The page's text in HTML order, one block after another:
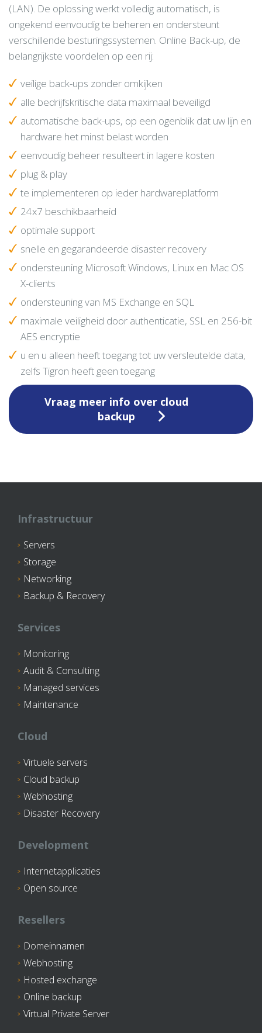
(LAN). De oplossing werkt volledig automatisch, is
ongekend eenvoudig te beheren en ondersteunt
verschillende besturingssystemen. Online Back-up, de
belangrijkste voordelen op een rij:
veilige back-ups zonder omkijken
alle bedrijfskritische data maximaal beveiligd
automatische back-ups, op een ogenblik dat uw lijn en
hardware het minst belast worden
eenvoudig beheer resulteert in lagere kosten
plug & play
te implementeren op ieder hardwareplatform
24x7 beschikbaarheid
optimale support
snelle en gegarandeerde disaster recovery
ondersteuning Microsoft Windows, Linux en Mac OS
X-clients
ondersteuning van MS Exchange en SQL
maximale veiligheid door authenticatie, SSL en 256-bit
AES encryptie
u en u alleen heeft toegang tot uw versleutelde data,
zelfs Tigron heeft geen toegang
Vraag meer info over cloud
backup
Infrastructuur
Servers
Storage
Networking
Backup & Recovery
Services
Monitoring
Audit & Consulting
Managed services
Maintenance
Cloud
Virtuele servers
Cloud backup
Webhosting
Disaster Recovery
Development
Internetapplicaties
Open source
Resellers
Domeinnamen
Webhosting
Hosted exchange
Online backup
Virtual Private Server